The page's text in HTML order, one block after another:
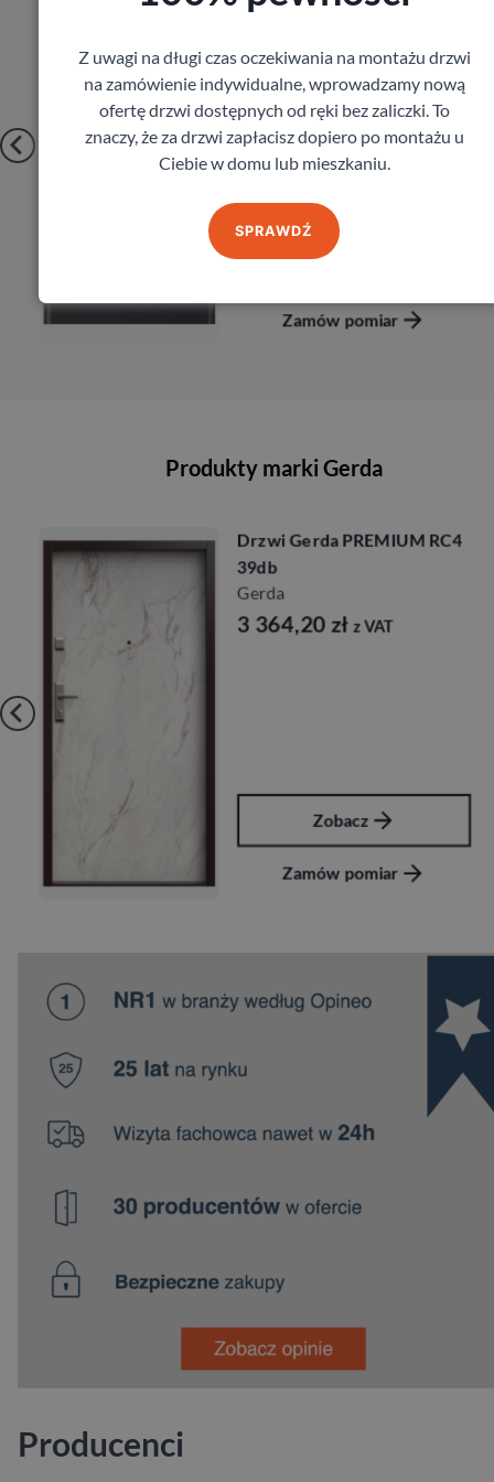
1 819,80zł
Zobacz
Zamów pomiar
Produkty marki Gerda
Drzwi Gerda PREMIUM RC4
39db
Gerda
3 364,20zł z VAT
Zobacz
Zamów pomiar
Producenci
Z uwagi na długi czas oczekiwania na montażu drzwi
na zamówienie indywidualne, wprowadzamy nową
ofertę drzwi dostępnych od ręki bez zaliczki. To
znaczy, że za drzwi zapłacisz dopiero po montażu u
Ciebie w domu lub mieszkaniu.
SPRAWDŹ